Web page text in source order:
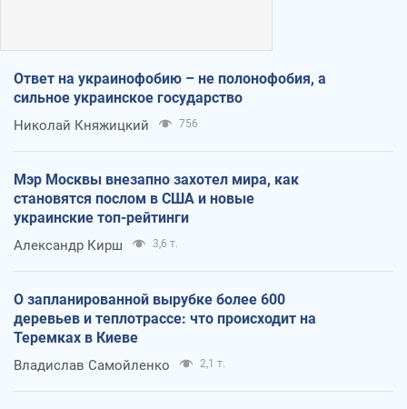
Ответ на украинофобию – не полонофобия, а
сильное украинское государство
Николай Княжицкий 756
Мэр Москвы внезапно захотел мира, как
становятся послом в США и новые
украинские топ-рейтинги
Александр Кирш 3,6 т.
О запланированной вырубке более 600
деревьев и теплотрассе: что происходит на
Теремках в Киеве
Владислав Самойленко 2,1 т.